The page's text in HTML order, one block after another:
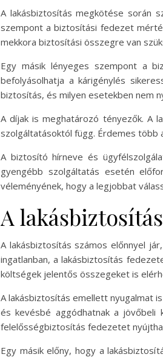
A lakásbiztosítás megkötése során
szempont a biztosítási fedezet
mekkora biztosítási összegre van
Egy másik lényeges szempont a
befolyásolhatja a kárigénylés
biztosítás, és milyen esetekben nem
A díjak is meghatározó tényezők. A
szolgáltatásoktól függ. Érdemes több
A biztosító hírneve és
gyengébb szolgáltatás esetén
véleményének, hogy a legjobbat
A
A lakásbiztosítás számos előnnyel
ingatlanban, a lakásbiztosítás
költségek jelentős összegeket is
A lakásbiztosítás emellett nyugalmat
és kevésbé aggódhatnak a jövőbeli
felelősségbiztosítás fedezetet
Egy másik előny, hogy a